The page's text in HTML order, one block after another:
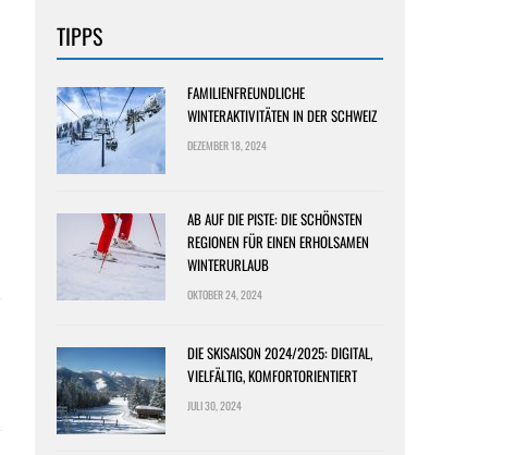
TIPPS
FAMILIENFREUNDLICHE
WINTERAKTIVITÄTEN IN DER SCHWEIZ
DEZEMBER 18, 2024
AB AUF DIE PISTE: DIE SCHÖNSTEN
REGIONEN FÜR EINEN ERHOLSAMEN
WINTERURLAUB
OKTOBER 24, 2024
DIE SKISAISON 2024/2025: DIGITAL,
VIELFÄLTIG, KOMFORTORIENTIERT
JULI 30, 2024